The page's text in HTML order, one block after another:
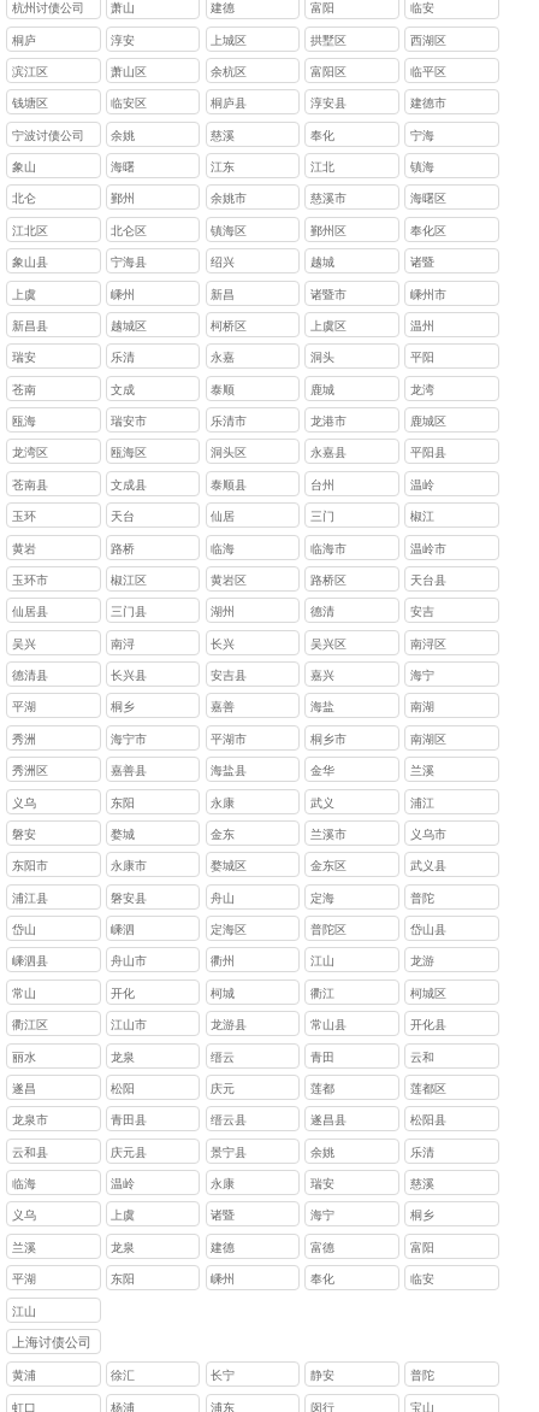
杭州讨债公司 萧山 建德 富阳 临安
桐庐 淳安 上城区 拱墅区 西湖区
滨江区 萧山区 余杭区 富阳区 临平区
钱塘区 临安区 桐庐县 淳安县 建德市
宁波讨债公司 余姚 慈溪 奉化 宁海
象山 海曙 江东 江北 镇海
北仑 鄞州 余姚市 慈溪市 海曙区
江北区 北仑区 镇海区 鄞州区 奉化区
象山县 宁海县 绍兴 越城 诸暨
上虞 嵊州 新昌 诸暨市 嵊州市
新昌县 越城区 柯桥区 上虞区 温州
瑞安 乐清 永嘉 洞头 平阳
苍南 文成 泰顺 鹿城 龙湾
瓯海 瑞安市 乐清市 龙港市 鹿城区
龙湾区 瓯海区 洞头区 永嘉县 平阳县
苍南县 文成县 泰顺县 台州 温岭
玉环 天台 仙居 三门 椒江
黄岩 路桥 临海 ‌临海市 ‌温岭市
玉环市 椒江区 ‌黄岩区 路桥区 天台县
仙居县 三门县 湖州 德清 安吉
吴兴 南浔 长兴 吴兴区 南浔区
德清县 长兴县 安吉县 嘉兴 海宁
平湖 桐乡 嘉善 海盐 南湖
秀洲 海宁市 平湖市 桐乡市 南湖区
秀洲区 嘉善县 海盐县 金华 兰溪
义乌 东阳 永康 武义 浦江
磐安 婺城 金东 兰溪市 义乌市
东阳市 永康市 婺城区 金东区 武义县
浦江县 磐安县 舟山 定海 普陀
岱山 嵊泗 定海区 普陀区 岱山县
嵊泗县 舟山市 衢州 江山 龙游
常山 开化 柯城 衢江 柯城区
衢江区 江山市 龙游县 常山县 开化县
丽水 龙泉 缙云 青田 云和
遂昌 松阳 庆元 莲都 莲都区
龙泉市 青田县 缙云县 遂昌县 松阳县
云和县 庆元县 景宁县 余姚 乐清
临海 温岭 永康 瑞安 慈溪
义乌 上虞 诸暨 海宁 桐乡
兰溪 龙泉 建德 富德 富阳
平湖 东阳 嵊州 奉化 临安
江山
上海讨债公司
黄浦 徐汇 长宁 静安 普陀
虹口 杨浦 浦东 闵行 宝山